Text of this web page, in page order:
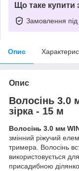
Що таке купити
Замовлення під
Опис
Опис
Волосінь 3.0
зірка - 15 м
Волосінь 3.0 мм
змінний ріжучий
тримера. Волосінь
використовується
присадибною